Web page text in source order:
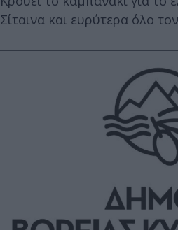
Σίταινα και ευρύτερα όλο